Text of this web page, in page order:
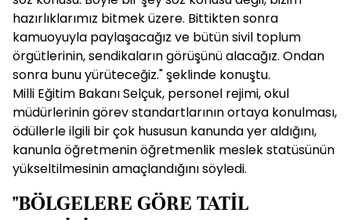
hazırlıklarımız bitmek üzere. Bittikten sonra
kamuoyuyla paylaşacağız ve bütün sivil toplum
örgütlerinin, sendikaların görüşünü alacağız. Ondan
sonra bunu yürüteceğiz." şeklinde konuştu.
Milli Eğitim Bakanı Selçuk, personel rejimi, okul
müdürlerinin görev standartlarının ortaya konulması,
ödüllerle ilgili bir çok hususun kanunda yer aldığını,
kanunla öğretmenin öğretmenlik meslek statüsünün
yükseltilmesinin amaçlandığını söyledi.
"BÖLGELERE GÖRE TATİL